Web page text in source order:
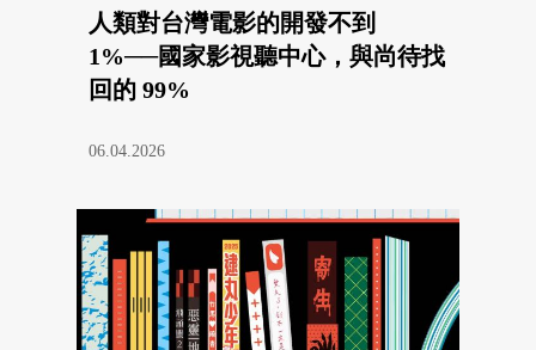
人類對台灣電影的開發不到
1%──國家影視聽中心，與尚待找
回的 99%
06.04.2026